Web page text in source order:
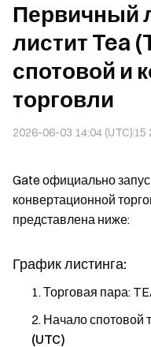
Первичный
листит Tea
спотовой и
торговли
2026-06-03 14:04 (UTC) 15
Gate официально
конвертационной
представлена ниже:
График листинга:
Торговая пара:
Начало спотовой
(UTC)